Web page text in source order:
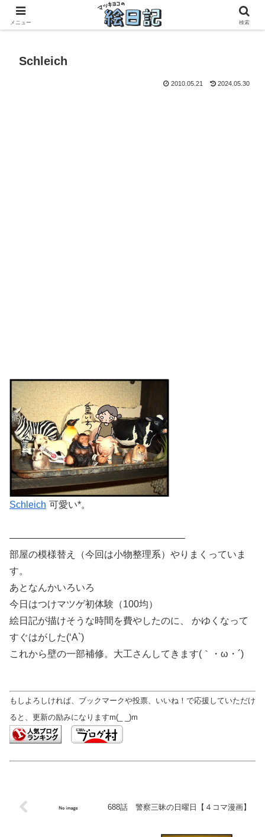
滋賀に移住した50代元主婦、フリーランス×パートの毎日
Schleich
2010.05.21 2024.05.30
Schleich 可愛い*。
——————————————————–
部屋の模様替え（今回は小物整理系）やりまくっていま
す。
あとなんかいろいろ
今日はつけマツゲ初体験（100均）
絵日記が描けそうな時間を費やしたのに、 かゆくなって
すぐはがした(‘A`)
これから壁の一部補修。大工さんしてきます(｀・ω・´)ゞ
もしよろしければ、ブックマークや投票、いいね！で応援していただけ
ると、更新の励みになりますm(_ _)m
688話 警察三昧の日曜日【４コマ漫画】
メニュー 検索